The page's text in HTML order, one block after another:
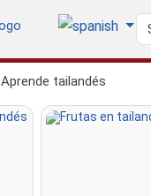
Aprende tailandés